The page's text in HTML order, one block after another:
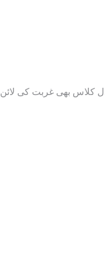
کلاس بھی غربت کی لائن